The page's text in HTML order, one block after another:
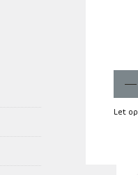
Let